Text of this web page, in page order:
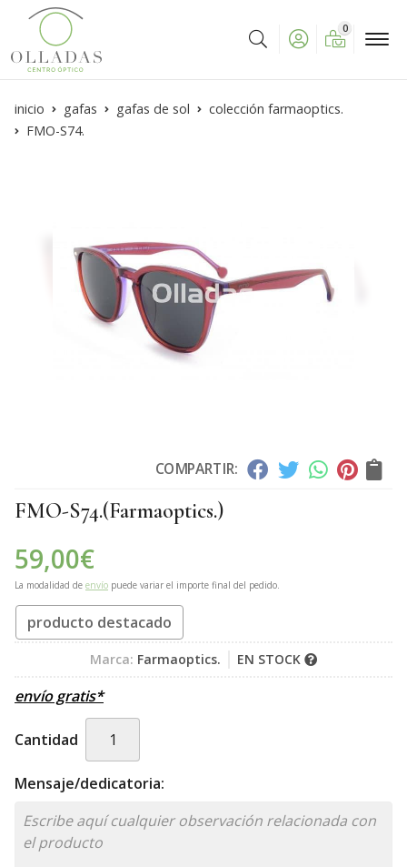
Buscar
0
inicio gafas gafas de sol
colección farmaoptics.
FMO-S74.
COMPARTIR:
FMO-S74.(Farmaoptics.)
59,00€
La modalidad de envío puede variar el importe final del pedido.
producto destacado
Marca: Farmaoptics. EN STOCK
envío gratis*
Cantidad
Mensaje/dedicatoria: